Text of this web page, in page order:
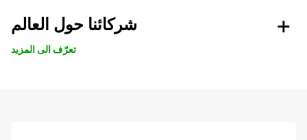
شركائنا حول العالم
تعرّف الى المزيد